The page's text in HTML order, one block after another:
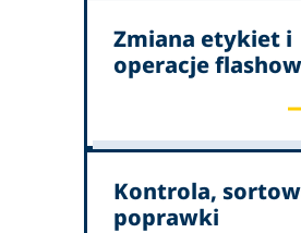
Zmiana etykiet i
operacje
Kontrola,
poprawki